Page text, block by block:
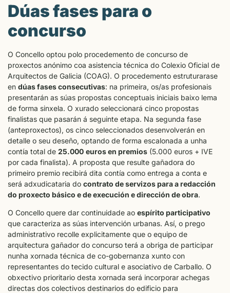
Dúas fases para o
concurso
O Concello optou polo procedemento de concurso de
proxectos anónimo coa asistencia técnica do Colexio Oficial de
Arquitectos de Galicia (COAG). O procedemento estruturarase
en dúas fases consecutivas: na primeira, os/as profesionais
presentarán as súas propostas conceptuais iniciais baixo lema
de forma sinxela. O xurado seleccionará cinco propostas
finalistas que pasarán á seguinte etapa. Na segunda fase
(anteproxectos), os cinco seleccionados desenvolverán en
detalle o seu deseño, optando de forma escalonada a unha
contía total de 25.000 euros en premios (5.000 euros + IVE
por cada finalista). A proposta que resulte gañadora do
primeiro premio recibirá dita contía como entrega a conta e
será adxudicataria do contrato de servizos para a redacción
do proxecto básico e de execución e dirección de obra.
O Concello quere dar continuidade ao espírito participativo
que caracteriza as súas intervención urbanas. Así, o prego
administrativo recolle explicitamente que o equipo de
arquitectura gañador do concurso terá a obriga de participar
nunha xornada técnica de co-gobernanza xunto con
representantes do tecido cultural e asociativo de Carballo. O
obxectivo prioritario desta xornada será incorporar achegas
directas dos colectivos destinarios do edificio para